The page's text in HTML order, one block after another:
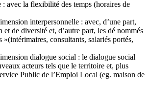
avec la flexibilité des temps (horaires de
interpersonnelle : avec, d’une part,
et de diversité et, d’autre part, les dé nommés
»(intérimaires, consultants, salariés portés,
dialogue social : le dialogue social
acteurs tels que le territoire et, plus
Public de l’Emploi Local (eg. maison de